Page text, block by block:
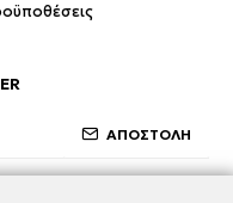
ΑΠΟΣΤΟΛΗ